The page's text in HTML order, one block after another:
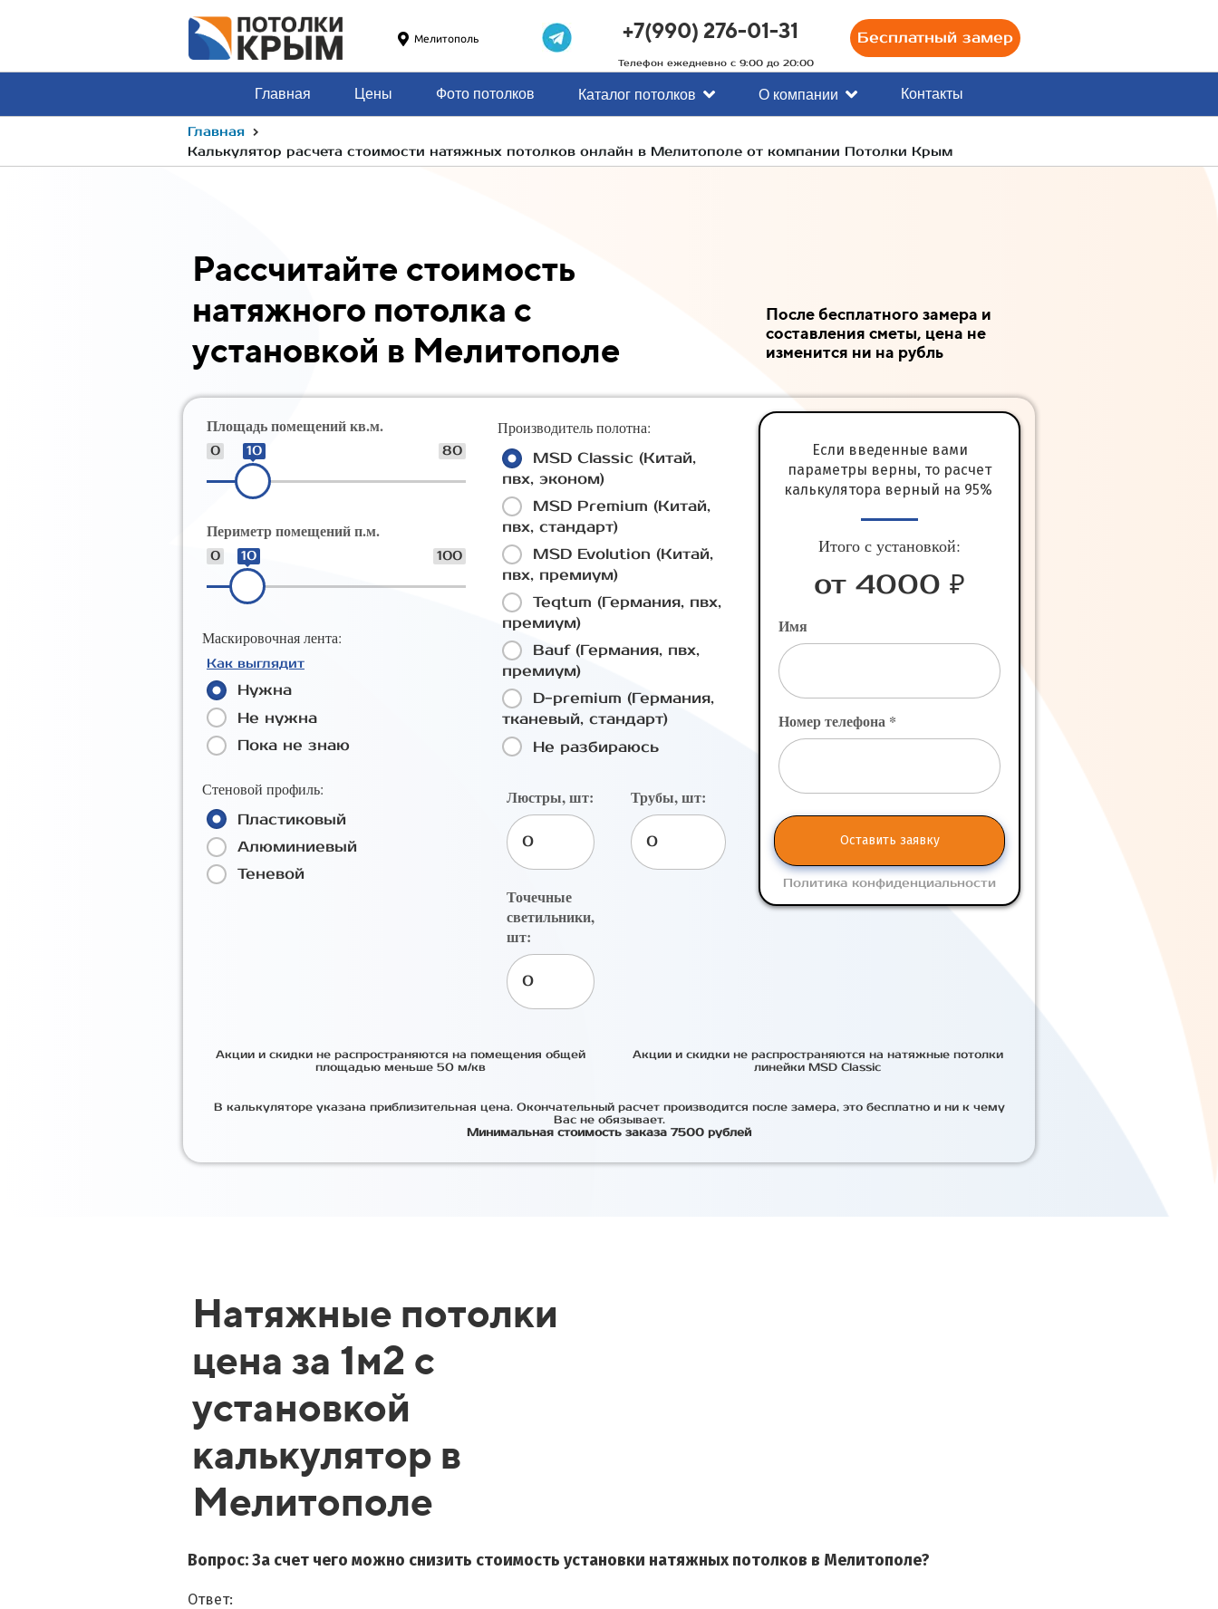
Мелитополь +7(990) 276-01-31
Телефон ежедневно с 9:00 до 20:00
Бесплатный замер
Главная Цены Фото потолков Каталог потолков О компании Контакты
Главная ›
Калькулятор расчета стоимости натяжных потолков онлайн в Мелитополе от компании Потолки Крым
Рассчитайте стоимость
натяжного потолка с
установкой в Мелитополе
После бесплатного замера и
составления сметы, цена не
изменится ни на рубль
Площадь помещений кв.м.
0 80
10
Периметр помещений п.м.
0 100
10
Маскировочная лента:
Как выглядит
Нужна
Не нужна
Пока не знаю
Стеновой профиль:
Пластиковый
Алюминиевый
Теневой
Производитель полотна:
MSD Classic (Китай,
пвх, эконом)
MSD Premium (Китай,
пвх, стандарт)
MSD Evolution (Китай,
пвх, премиум)
Teqtum (Германия, пвх,
премиум)
Bauf (Германия, пвх,
премиум)
D-premium (Германия,
тканевый, стандарт)
Не разбираюсь
Люстры, шт:
Точечные
светильники,
шт:
Трубы, шт:
Если введенные вами
параметры верны, то расчет
калькулятора верный на 95%
Итого с установкой:
от 4000 ₽
Имя
Номер телефона *
Оставить заявку
Политика конфиденциальности
Акции и скидки не распространяются на помещения общей
площадью меньше 50 м/кв
Акции и скидки не распространяются на натяжные потолки
линейки MSD Classic
В калькуляторе указана приблизительная цена. Окончательный расчет производится после замера, это бесплатно и ни к чему
Вас не обязывает.
Минимальная стоимость заказа 7500 рублей
Натяжные потолки
цена за 1м2 с
установкой
калькулятор в
Мелитополе
Вопрос: За счет чего можно снизить стоимость установки натяжных потолков в Мелитополе?
Ответ: